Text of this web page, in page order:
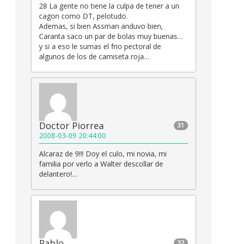
28 La gente no tiene la culpa de tener a un
cagon como DT, pelotudo.
Ademas, si bien Assman anduvo bien,
Caranta saco un par de bolas muy buenas…
y si a eso le sumas el frio pectoral de
algunos de los de camiseta roja…
31
Doctor Piorrea
2008-03-09 20:44:00
Alcaraz de 9!!! Doy el culo, mi novia, mi
familia por verlo a Walter descollar de
delantero!…